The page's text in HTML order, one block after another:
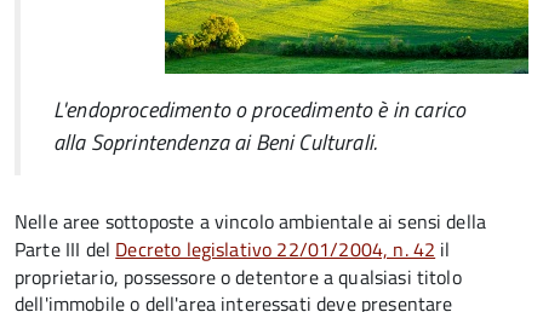
L'endoprocedimento o procedimento è in carico
alla Soprintendenza ai Beni Culturali.
Nelle aree sottoposte a vincolo ambientale ai sensi della
Parte III del Decreto legislativo 22/01/2004, n. 42 il
proprietario, possessore o detentore a qualsiasi titolo
dell'immobile o dell'area interessati deve presentare